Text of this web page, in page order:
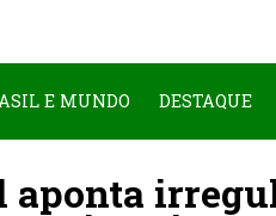
E MUNDO DESTAQUE